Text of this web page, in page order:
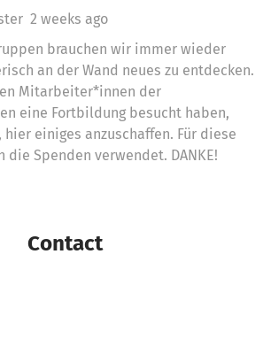
2 weeks ago
brauchen wir immer wieder
an der Wand neues zu entdecken.
Mitarbeiter*innen der
eine Fortbildung besucht haben,
hier einiges anzuschaffen. Für diese
die Spenden verwendet. DANKE!
Contact